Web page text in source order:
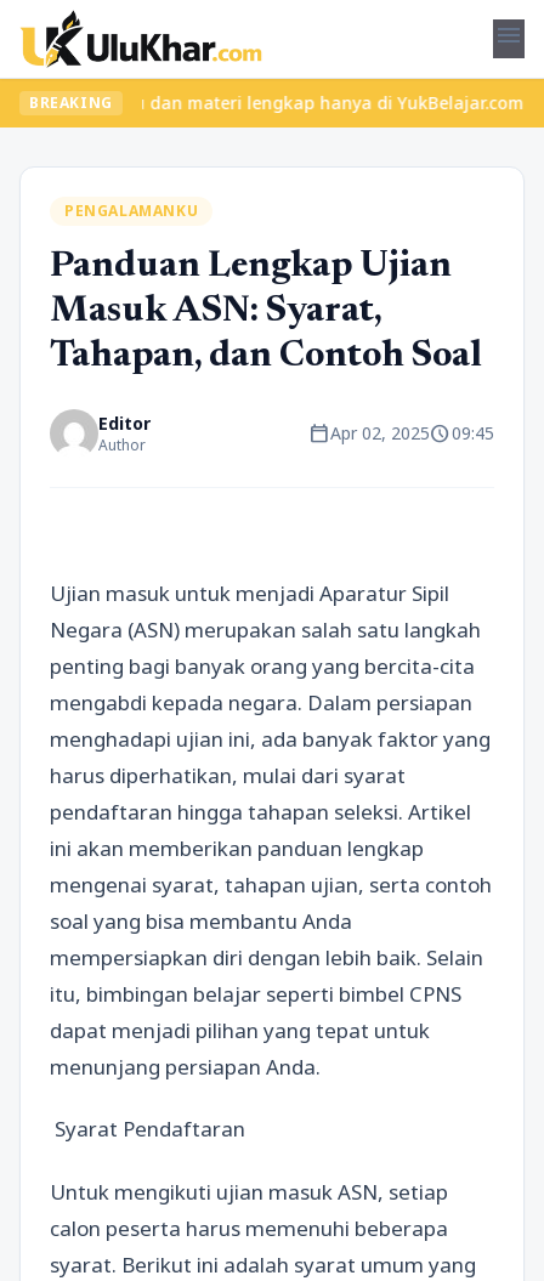
menu
BREAKING
seru dan materi lengkap hanya di YukBelajar.com.
PENGALAMANKU
Panduan Lengkap Ujian
Masuk ASN: Syarat,
Tahapan, dan Contoh Soal
Editor
Author calendar_todayApr 02, 2025schedule09:45
Ujian masuk untuk menjadi Aparatur Sipil
Negara (ASN) merupakan salah satu langkah
penting bagi banyak orang yang bercita-cita
mengabdi kepada negara. Dalam persiapan
menghadapi ujian ini, ada banyak faktor yang
harus diperhatikan, mulai dari syarat
pendaftaran hingga tahapan seleksi. Artikel
ini akan memberikan panduan lengkap
mengenai syarat, tahapan ujian, serta contoh
soal yang bisa membantu Anda
mempersiapkan diri dengan lebih baik. Selain
itu, bimbingan belajar seperti bimbel CPNS
dapat menjadi pilihan yang tepat untuk
menunjang persiapan Anda.
Syarat Pendaftaran
Untuk mengikuti ujian masuk ASN, setiap
calon peserta harus memenuhi beberapa
syarat. Berikut ini adalah syarat umum yang